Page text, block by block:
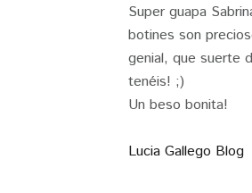
Super guapa
botines son
genial, que suerte
tenéis! ;)
Un beso bonita!
Lucia Gallego Blog